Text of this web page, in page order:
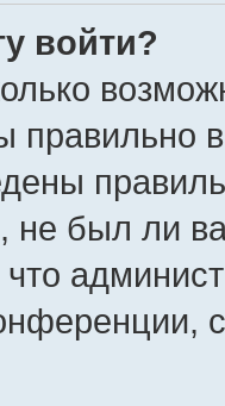
войти?
правильно
не был ли